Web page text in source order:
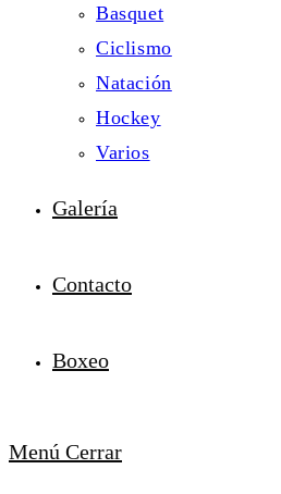
Basquet
Ciclismo
Natación
Hockey
Varios
Galería
Contacto
Boxeo
Menú Cerrar